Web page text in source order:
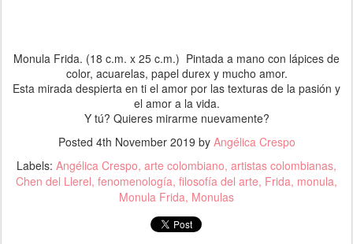
Monula Frida. (18 c.m. x 25 c.m.) Pintada a mano con lápices de
color, acuarelas, papel durex y mucho amor.
Esta mirada despierta en ti el amor por las texturas de la pasión y
el amor a la vida.
Y tú? Quieres mirarme nuevamente?
Posted 4th November 2019 by Angélica Crespo
Labels: Angélica Crespo arte colombiano artistas colombianas
Chen del Llerel fenomenología filosofía del arte Frida monula
Monula Frida Monulas